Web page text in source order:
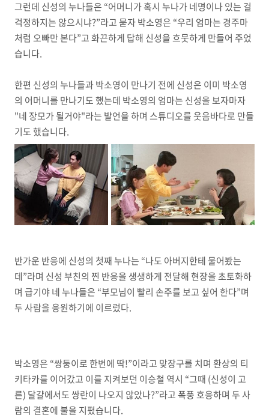
그런데 신성의 누나들은 “어머니가 혹시 누나가 네명이나 있는 걸
걱정하지는 않으시냐?”라고 묻자 박소영은 “우리 엄마는 경주마
처럼 오빠만 본다”고 화끈하게 답해 신성을 흐뭇하게 만들어 주었
습니다.
한편 신성의 누나들과 박소영이 만나기 전에 신성은 이미 박소영
의 어머니를 만나기도 했는데 박소영의 엄마는 신성을 보자마자
"네 장모가 될거야"라는 발언을 하며 스튜디오를 웃음바다로 만들
기도 했습니다.
반가운 반응에 신성의 첫째 누나는 “나도 아버지한테 물어봤는
데”라며 신성 부친의 찐 반응을 생생하게 전달해 현장을 초토화하
며 급기야 네 누나들은 “부모님이 빨리 손주를 보고 싶어 한다”며
두 사람을 응원하기에 이르렀다.
박소영은 “쌍둥이로 한번에 딱!”이라고 맞장구를 치며 환상의 티
키타카를 이어갔고 이를 지켜보던 이승철 역시 “그때 (신성이 고
른) 달걀에서도 쌍란이 나오지 않았나?”라고 폭풍 호응하며 두 사
람의 결혼에 불을 지폈습니다.